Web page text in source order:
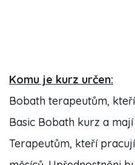
Komu je kurz určen:
Bobath terapeutům,
Basic Bobath kurz a
Terapeutům, kteří